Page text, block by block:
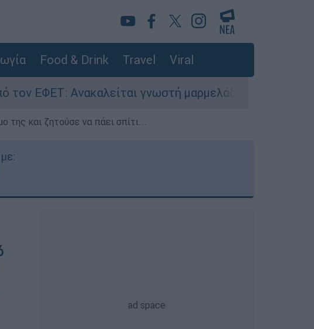
Food & Drink Travel Viral
γνωστή μαρμελάδα - Κίνδυνος θραύσης στη
και ζητούσε να πάει σπίτι...